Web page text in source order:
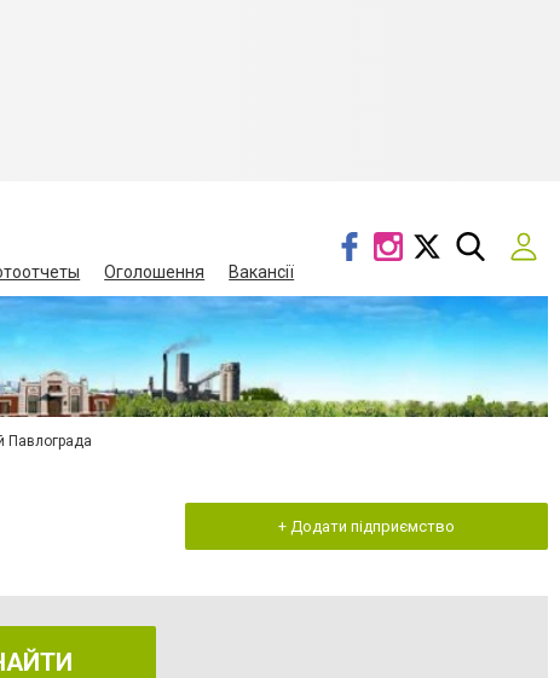
Оголошення Вакансії
Павлограда
+ Додати підприємство